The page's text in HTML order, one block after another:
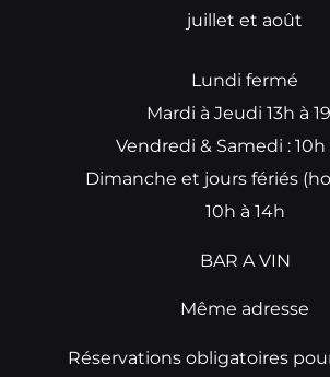
juillet et août
Lundi fermé
Mardi à Jeudi 13h à
Vendredi & Samedi : 10h
Dimanche et jours fériés
10h à 14h
BAR A VIN
Même adresse
Réservations obligatoires